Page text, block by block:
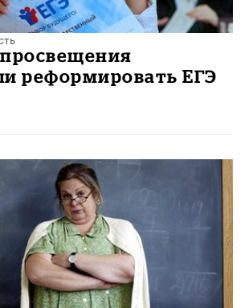
реформировать ЕГЭ